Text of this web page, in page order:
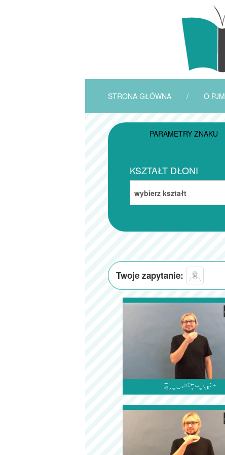
STRONA GŁÓWNA / O PJM
PARAMETRY ZNAKU
KSZTAŁT DŁONI
wybierz kształt
Twoje zapytanie:
